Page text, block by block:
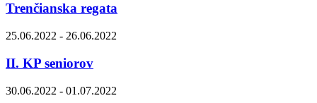
Trenčianska regata
25.06.2022 - 26.06.2022
II. KP seniorov
30.06.2022 - 01.07.2022